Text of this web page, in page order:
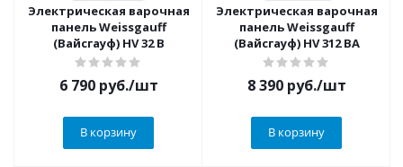
Электрическая варочная
панель Weissgauff
(Вайсгауф) HV 32 B
6 790руб./шт
В корзину
Электрическая варочная
панель Weissgauff
(Вайсгауф) HV 312 BA
8 390руб./шт
В корзину